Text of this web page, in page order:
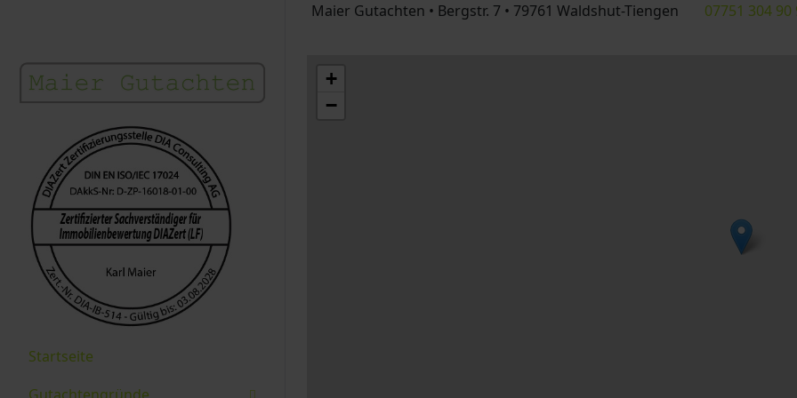
Startseite
Maier Gutachten • Bergstr. 7 • 79761 Waldshut-Tiengen 07751 304 90
+
−